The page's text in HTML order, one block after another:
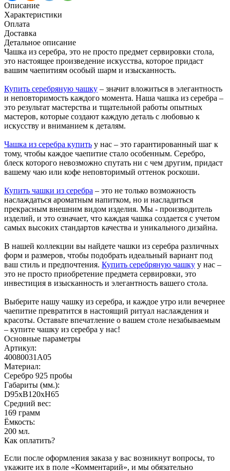
Описание
Характеристики
Оплата
Доставка
Детальное описание
Чашка из серебра, это не просто предмет сервировки стола,
это настоящее произведение искусства, которое придаст
вашим чаепитиям особый шарм и изысканность.
Купить серебряную чашку – значит вложиться в элегантность
и неповторимость каждого момента. Наша чашка из серебра –
это результат мастерства и тщательной работы опытных
мастеров, которые создают каждую деталь с любовью к
искусству и вниманием к деталям.
Чашка из серебра купить у нас – это гарантированный шаг к
тому, чтобы каждое чаепитие стало особенным. Серебро,
блеск которого невозможно спутать ни с чем другим, придаст
вашему чаю или кофе неповторимый оттенок роскоши.
Купить чашки из серебра – это не только возможность
наслаждаться ароматным напитком, но и насладиться
прекрасным внешним видом изделия. Мы - производитель
изделий, и это означает, что каждая чашка создается с учетом
самых высоких стандартов качества и уникального дизайна.
В нашей коллекции вы найдете чашки из серебра различных
форм и размеров, чтобы подобрать идеальный вариант под
ваш стиль и предпочтения. Купить серебряную чашку у нас –
это не просто приобретение предмета сервировки, это
инвестиция в изысканность и элегантность вашего стола.
Выберите нашу чашку из серебра, и каждое утро или вечернее
чаепитие превратится в настоящий ритуал наслаждения и
красоты. Оставьте впечатление о вашем столе незабываемым
– купите чашку из серебра у нас!
Основные параметры
Артикул:
40080031А05
Материал:
Серебро 925 пробы
Габариты (мм.):
D95хB120хH65
Средний вес:
169 грамм
Ёмкость:
200 мл.
Как оплатить?
Если после оформления заказа у вас возникнут вопросы, то
укажите их в поле «Комментарий», и мы обязательно